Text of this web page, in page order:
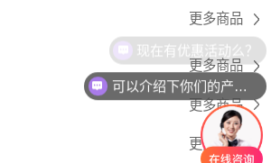
更多商品
更多商品
更多商品
更多商品
现在有优惠活动么？